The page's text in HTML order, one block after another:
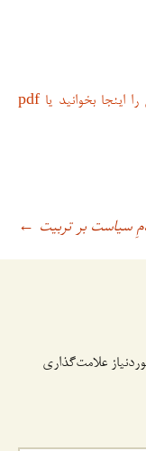
این کتاب مهم، مهجور و مظلوم اندیشه سیاسی را اینجا بخوانید یا pdf
سیاست بر تربیت ←
علامت‌گذاری